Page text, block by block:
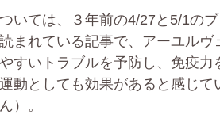
いては、３年前の4/27と5/1のブ
まれている記事で、アーユルヴ
すいトラブルを予防し、免疫
動としても効果があると感じ
）。